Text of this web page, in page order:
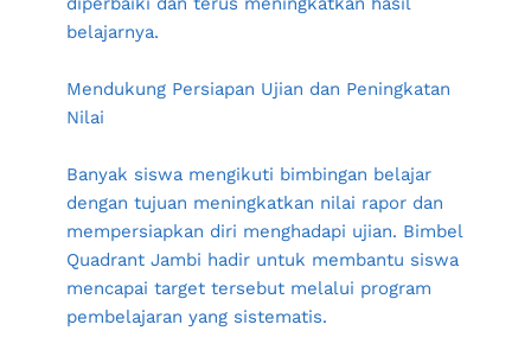
belajarnya.
Mendukung Persiapan Ujian dan Peningkatan
Nilai
Banyak siswa mengikuti bimbingan belajar
dengan tujuan meningkatkan nilai rapor dan
mempersiapkan diri menghadapi ujian. Bimbel
Quadrant Jambi hadir untuk membantu siswa
mencapai target tersebut melalui program
pembelajaran yang sistematis.